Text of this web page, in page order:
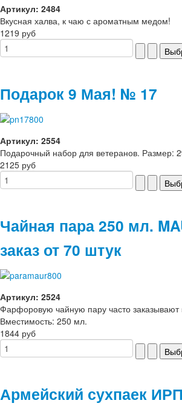
Артикул: 2484
Вкусная халва, к чаю с ароматным медом!
1219 руб
Подарок 9 Мая! № 17
Артикул: 2554
Подарочный набор для ветеранов. Размер:
2125 руб
Чайная пара 250 мл.
заказ от 70 штук
Артикул: 2524
Фарфоровую чайную пару часто заказывают
Вместимость: 250 мл.
1844 руб
Армейский сухпаек